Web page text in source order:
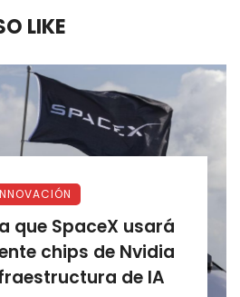
LIKE
que SpaceX usará
chips de Nvidia
de IA